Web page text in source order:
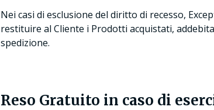
Nei casi di esclusione del diritto di recesso,
restituire al Cliente i Prodotti acquistati,
spedizione.
Reso Gratuito in caso di